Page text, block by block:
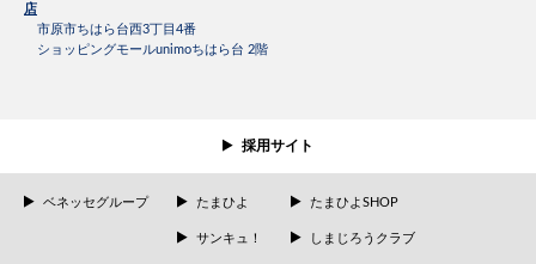
店
市原市ちはら台西3丁目4番
ショッピングモールunimoちはら台 2階
採用サイト
ベネッセグループ たまひよ
サンキュ！
たまひよSHOP
しまじろうクラブ